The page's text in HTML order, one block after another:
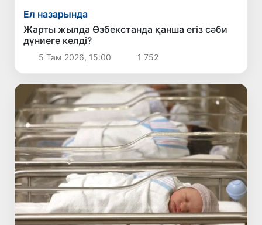
Ел назарында
Жарты жылда Өзбекстанда қанша егіз сәби
дүниеге келді?
5 Там 2026, 15:00 1 752